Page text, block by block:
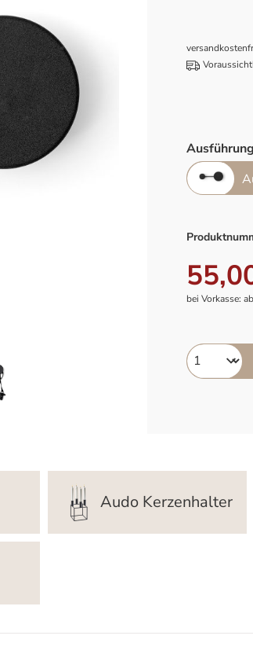
bei Vorkasse:
Audo Kerzenhalter